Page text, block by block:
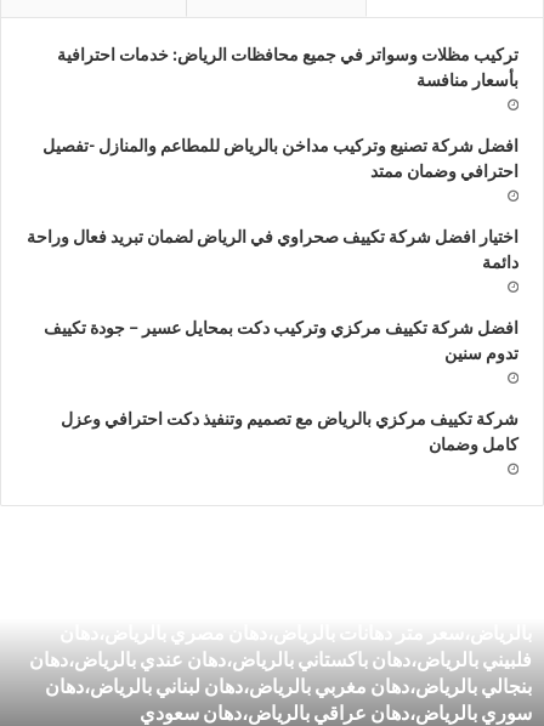
تركيب مظلات وسواتر في جميع محافظات الرياض: خدمات احترافية
بأسعار منافسة
افضل شركة تصنيع وتركيب مداخن بالرياض للمطاعم والمنازل -تفصيل
احترافي وضمان ممتد
اختيار افضل شركة تكييف صحراوي في الرياض لضمان تبريد فعال وراحة
دائمة
افضل شركة تكييف مركزي وتركيب دكت بمحايل عسير – جودة تكييف
تدوم سنين
شركة تكييف مركزي بالرياض مع تصميم وتنفيذ دكت احترافي وعزل
كامل وضمان
بالرياض،فني
دهانات
بالرياض،معلم
دهانات
فلبيني بالرياض،دهان باكستاني بالرياض،دهان عندي بالرياض،دهان
بنجالي بالرياض،دهان مغربي بالرياض،دهان لبناني بالرياض،دهان
سوري بالرياض،دهان عراقي بالرياض،دهان سعودي